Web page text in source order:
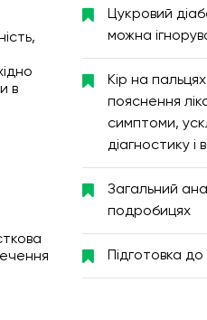
в
Цукровий
можна
Кір на
пояснення
симптоми,
діагностику і
Загальний
подробицях
Підготовка